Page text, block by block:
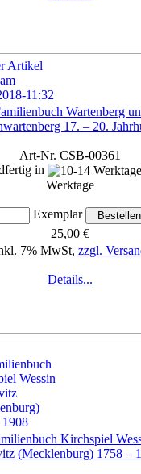
Wartenberg
17. – 20.
Art-Nr. CSB-00361
in
Werktage
Exemplar
25,00 €
7% MwSt, zzgl.
Details...
Kirchspiel
(Mecklenburg) 1758 –